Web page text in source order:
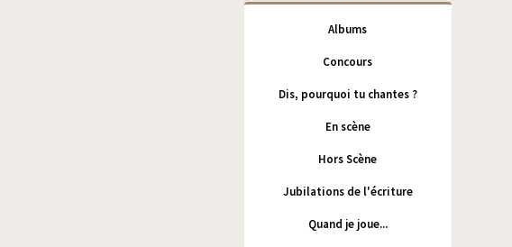
Albums
Concours
Dis, pourquoi tu chantes ?
En scène
Hors Scène
Jubilations de l'écriture
Quand je joue...